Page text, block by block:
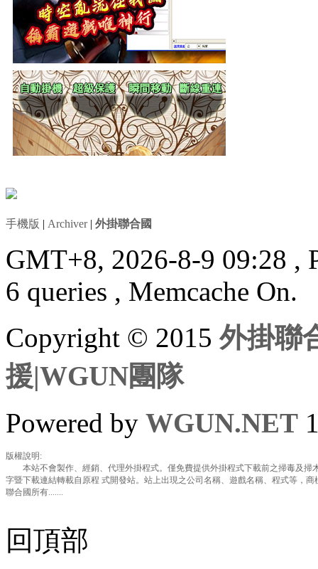
手機版 | Archiver| 外掛聯合國
GMT+8, 2026-8-9 09:28 ,
6 queries , Memcache On.
Copyright © 2015外掛聯
援|WGUN團隊
Powered by WGUN.NET
版權說明:
本站不會製作、經銷、代理外掛程式。僅免費提供外掛程式下載前之掃毒及掃
字暨下載連結轉載自原程 式開發站。站上出現之公司名稱、遊戲名稱、程式等，
聯合國所有.......
回頂部